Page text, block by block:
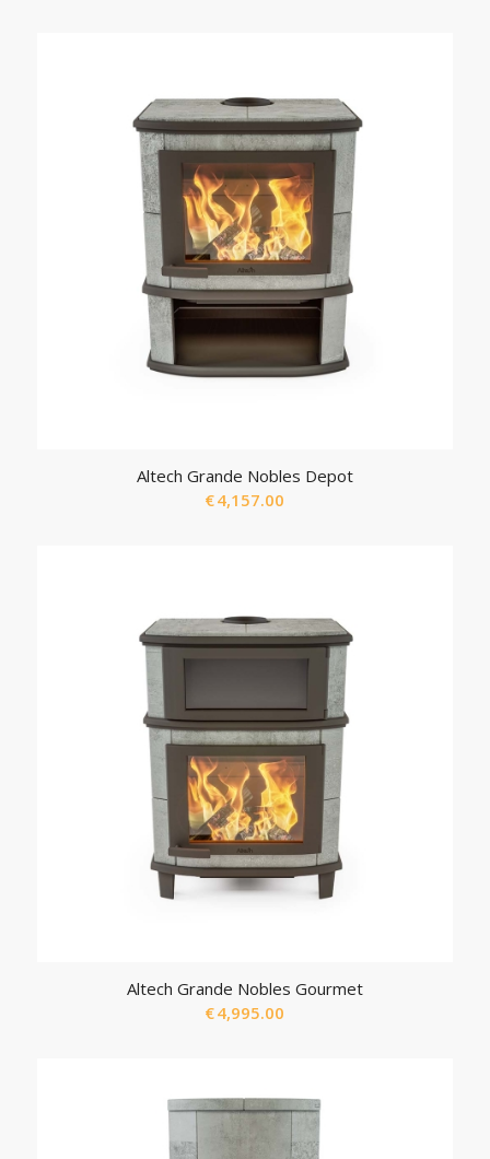
Altech Grande Nobles Depot
€4,157.00
Altech Grande Nobles Gourmet
€4,995.00